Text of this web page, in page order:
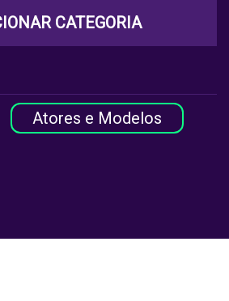
CATEGORIA
Atores e Modelos